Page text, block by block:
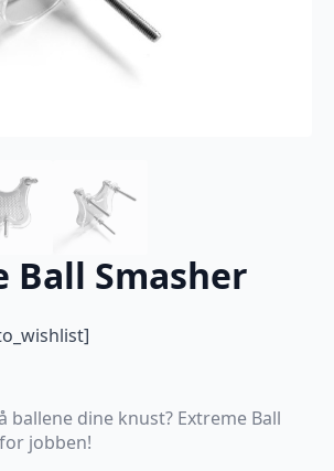
Ball Smasher
ballene dine knust? Extreme Ball
jobben!